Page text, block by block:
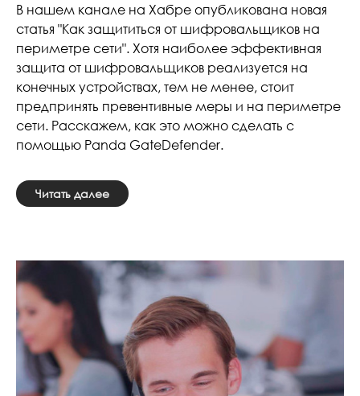
В нашем канале на Хабре опубликована новая
статья "Как защититься от шифровальщиков на
периметре сети". Хотя наиболее эффективная
защита от шифровальщиков реализуется на
конечных устройствах, тем не менее, стоит
предпринять превентивные меры и на периметре
сети. Расскажем, как это можно сделать с
помощью Panda GateDefender.
Читать далее